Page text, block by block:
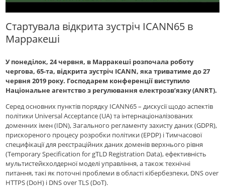
Стартувала відкрита зустріч ICANN65 в
Марракеші
У понеділок, 24 червня, в Марракеші розпочала роботу
чергова, 65-та, відкрита зустріч ICANN, яка триватиме до 27
червня 2019 року. Господарем конференції виступило
Національне агентство з регулювання електрозв’язку (ANRT).
Серед основних пунктів порядку ICANN65 – дискусії щодо аспектів
політики Universal Acceptance (UA) та інтернаціоналізованих
доменних імен (IDN), Загального регламенту захисту даних (GDPR),
прискореного процесу розробки політики (EPDP) і Тимчасової
специфікації для реєстраційних даних доменів верхнього рівня
(Temporary Specification for gTLD Registration Data), ефективність
мультистейкхолдерної моделі управління, а також технічні
питання, такі як поточні проблеми в області кібербезпеки, DNS over
HTTPS (DoH) і DNS over TLS (DoT).